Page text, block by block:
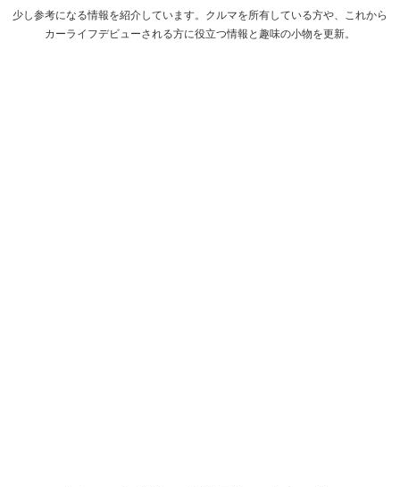
少し参考になる情報を紹介しています。クルマを所有している方や、これから
カーライフデビューされる方に役立つ情報と趣味の小物を更新。